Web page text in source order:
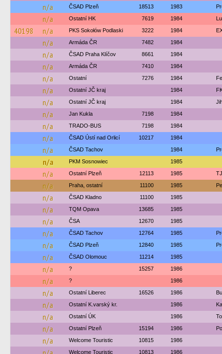
n/a ČSAD Plzeň 18513 1983
n/a Ostatní HK 7619 1984
40198 n/a PKS Sokołów Podlaski 3222 1984
n/a Armáda ČR 7482 1984
n/a ČSAD Praha Klíčov 8661 1984
n/a Armáda ČR 7410 1984
n/a Ostatní 7276 1984
n/a Ostatní JČ kraj 1984
n/a Ostatní JČ kraj 1984
n/a Jan Kukla 7198 1984
n/a TRADO-BUS 7198 1984
n/a ČSAD Ústí nad Orlicí 10217 1984
n/a ČSAD Tachov 1984
n/a PKM Sosnowiec 1985
n/a Ostatní Plzeň 12113 1985
n/a Praha, ostatní 11100 1985
n/a ČSAD Kladno 11100 1985
n/a TQM Opava 13685 1985
n/a ČSA 12670 1985
n/a ČSAD Tachov 12764 1985
n/a ČSAD Plzeň 12840 1985
n/a ČSAD Olomouc 11214 1985
n/a ? 15257 1986
n/a ? 1986
n/a Ostatní Liberec 16526 1986
n/a Ostatní K.varský kr. 1986
n/a Ostatní ÚK 1986
n/a Ostatní Plzeň 15194 1986
n/a Welcome Touristic 10815 1986
Welcome Touristic 10813 1986